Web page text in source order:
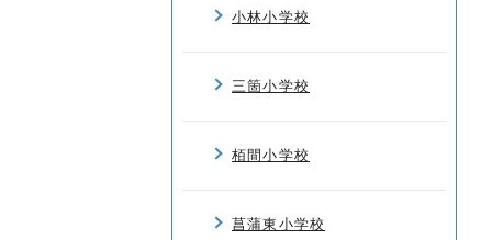
小林小学校
三箇小学校
栢間小学校
菖蒲東小学校